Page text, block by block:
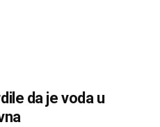
da je voda u